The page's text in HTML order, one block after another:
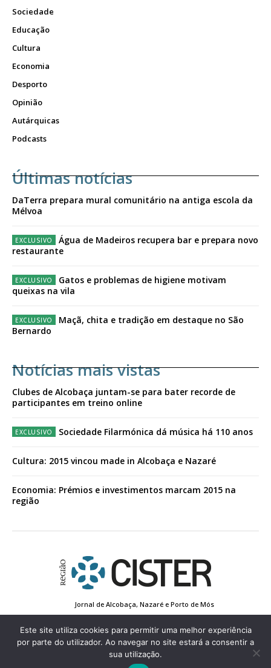
Sociedade
Educação
Cultura
Economia
Desporto
Opinião
Autárquicas
Podcasts
Últimas notícias
DaTerra prepara mural comunitário na antiga escola da
Mélvoa
Água de Madeiros recupera bar e prepara novo
restaurante
Gatos e problemas de higiene motivam
queixas na vila
Maçã, chita e tradição em destaque no São
Bernardo
Notícias mais vistas
Clubes de Alcobaça juntam-se para bater recorde de
participantes em treino online
Sociedade Filarmónica dá música há 110 anos
Cultura: 2015 vincou made in Alcobaça e Nazaré
Economia: Prémios e investimentos marcam 2015 na
região
Jornal de Alcobaça, Nazaré e Porto de Mós
Conta de Registo
Edição Impressa
© 2022 Região de Cister - Todos os direitos reservados.
Este site utiliza cookies para permitir uma melhor experiência
por parte do utilizador. Ao navegar no site estará a consentir a
sua utilização.